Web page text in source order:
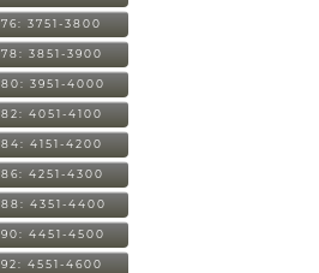
76: 3751-3800
78: 3851-3900
80: 3951-4000
82: 4051-4100
84: 4151-4200
86: 4251-4300
88: 4351-4400
90: 4451-4500
92: 4551-4600